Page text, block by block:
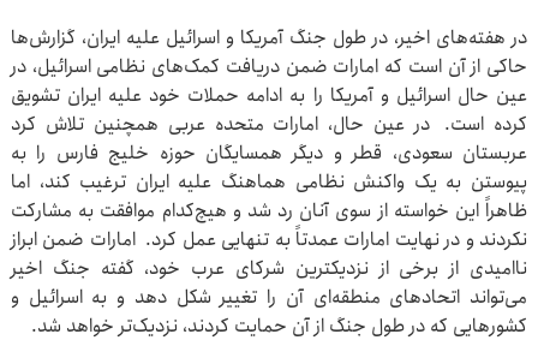
در هفته‌های اخیر، در طول جنگ آمریکا و اسرائیل علیه ایران، گزارش‌ها
حاکی از آن است که امارات ضمن دریافت کمک‌های نظامی اسرائیل، در
عین حال اسرائیل و آمریکا را به ادامه حملات خود علیه ایران تشویق
کرده است. در عین حال، امارات متحده عربی همچنین تلاش کرد
عربستان سعودی، قطر و دیگر همسایگان حوزه خلیج فارس را به
پیوستن به یک واکنش نظامی هماهنگ علیه ایران ترغیب کند، اما
ظاهراً این خواسته از سوی آنان رد شد و هیچ‌کدام موافقت به مشارکت
نکردند و در نهایت امارات عمدتاً به تنهایی عمل کرد. امارات ضمن ابراز
ناامیدی از برخی از نزدیکترین شرکای عرب خود، گفته جنگ اخیر
می‌تواند اتحادهای منطقه‌ای آن را تغییر شکل دهد و به اسرائیل و
کشورهایی که در طول جنگ از آن حمایت کردند، نزدیک‌تر خواهد شد.